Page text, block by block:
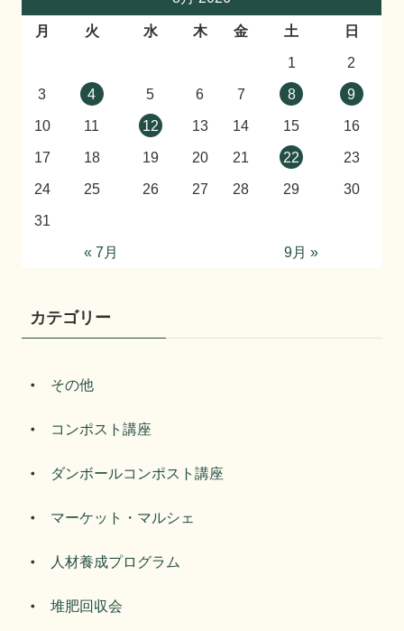
月 火 水 木 金 土
日
1
2
3
4 5 6 7 8
9
10
11 12 13 14 15
16
17
18 19 20 21 22
23
24
25 26 27 28 29
30
31
« 7月
9月 »
カテゴリー
その他
コンポスト講座
ダンボールコンポスト講座
マーケット・マルシェ
人材養成プログラム
堆肥回収会